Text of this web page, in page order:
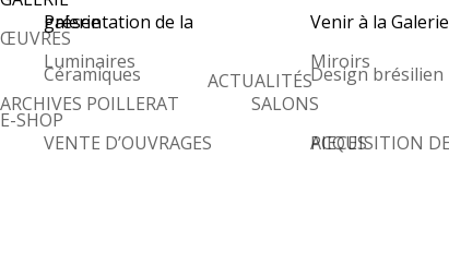
Présentation de la galerie
Venir à la Galerie
ŒUVRES
Luminaires
Miroirs
Céramiques
Design brésilien
ARCHIVES POILLERAT
ACTUALITÉS
SALONS
E-SHOP
VENTE D’OUVRAGES
ACQUISITION DE PIECES